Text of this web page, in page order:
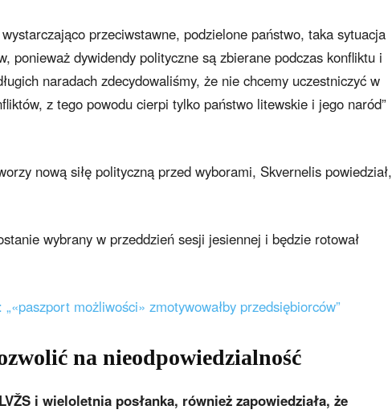
przeciwstawne, podzielone państwo, taka sytuacja
ponieważ dywidendy polityczne są zbierane podczas konfliktu i
naradach zdecydowaliśmy, że nie chcemy uczestniczyć w
z tego powodu cierpi tylko państwo litewskie i jego naród”
nową siłę polityczną przed wyborami, Skvernelis powiedział,
wybrany w przeddzień sesji jesiennej i będzie rotował
możliwości» zmotywowałby przedsiębiorców”
na nieodpowiedzialność
i wieloletnia posłanka, również zapowiedziała, że